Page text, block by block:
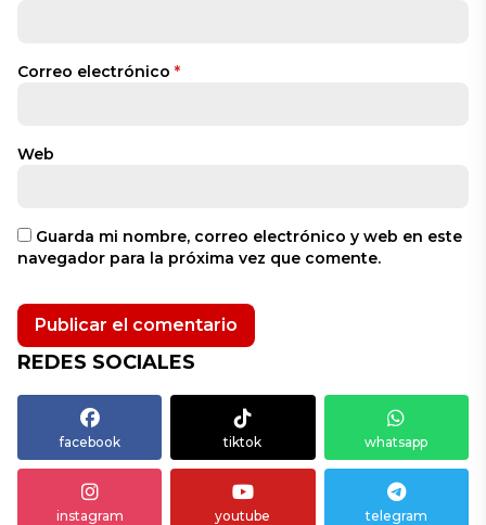
Correo electrónico *
Web
Guarda mi nombre, correo electrónico y web en este
navegador para la próxima vez que comente.
REDES SOCIALES
facebook tiktok whatsapp
instagram youtube telegram